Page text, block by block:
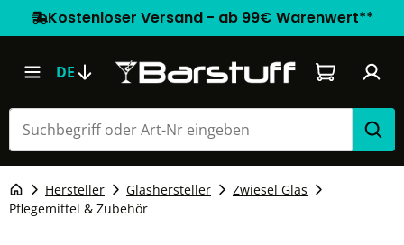
Kostenloser Versand - ab 99€ Warenwert**
DE Warenkorb
Hersteller Glashersteller
Zwiesel Glas
Pflegemittel & Zubehör